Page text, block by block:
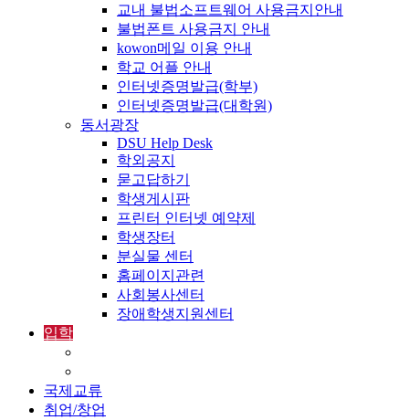
교내 불법소프트웨어 사용금지안내
불법폰트 사용금지 안내
kowon메일 이용 안내
학교 어플 안내
인터넷증명발급(학부)
인터넷증명발급(대학원)
동서광장
DSU Help Desk
학외공지
묻고답하기
학생게시판
프린터 인터넷 예약제
학생장터
분실물 센터
홈페이지관련
사회봉사센터
장애학생지원센터
입학
국제교류
취업/창업